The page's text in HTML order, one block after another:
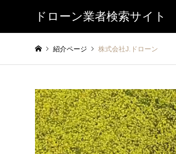
ドローン業者検索サイト
紹介ページ 株式会社J.ドローン